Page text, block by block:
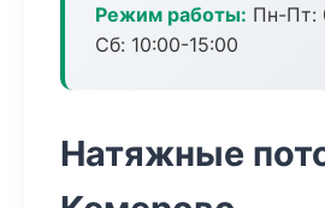
Режим работы: Пн-Пт:
Сб: 10:00-15:00
Натяжные